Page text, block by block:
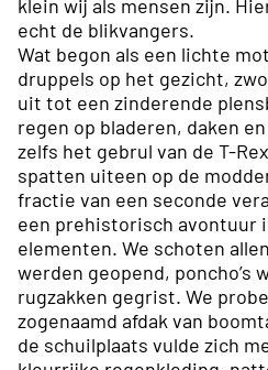
klein wij als mensen zijn.
echt de blikvangers.
Wat begon als een lichte
druppels op het gezicht,
uit tot een zinderende
regen op bladeren, daken
zelfs het gebrul van de T-
spatten uiteen op de
fractie van een seconde
een prehistorisch avontuur
elementen. We schoten
werden geopend, poncho’s
rugzakken gegrist. We
zogenaamd afdak van
de schuilplaats vulde zich